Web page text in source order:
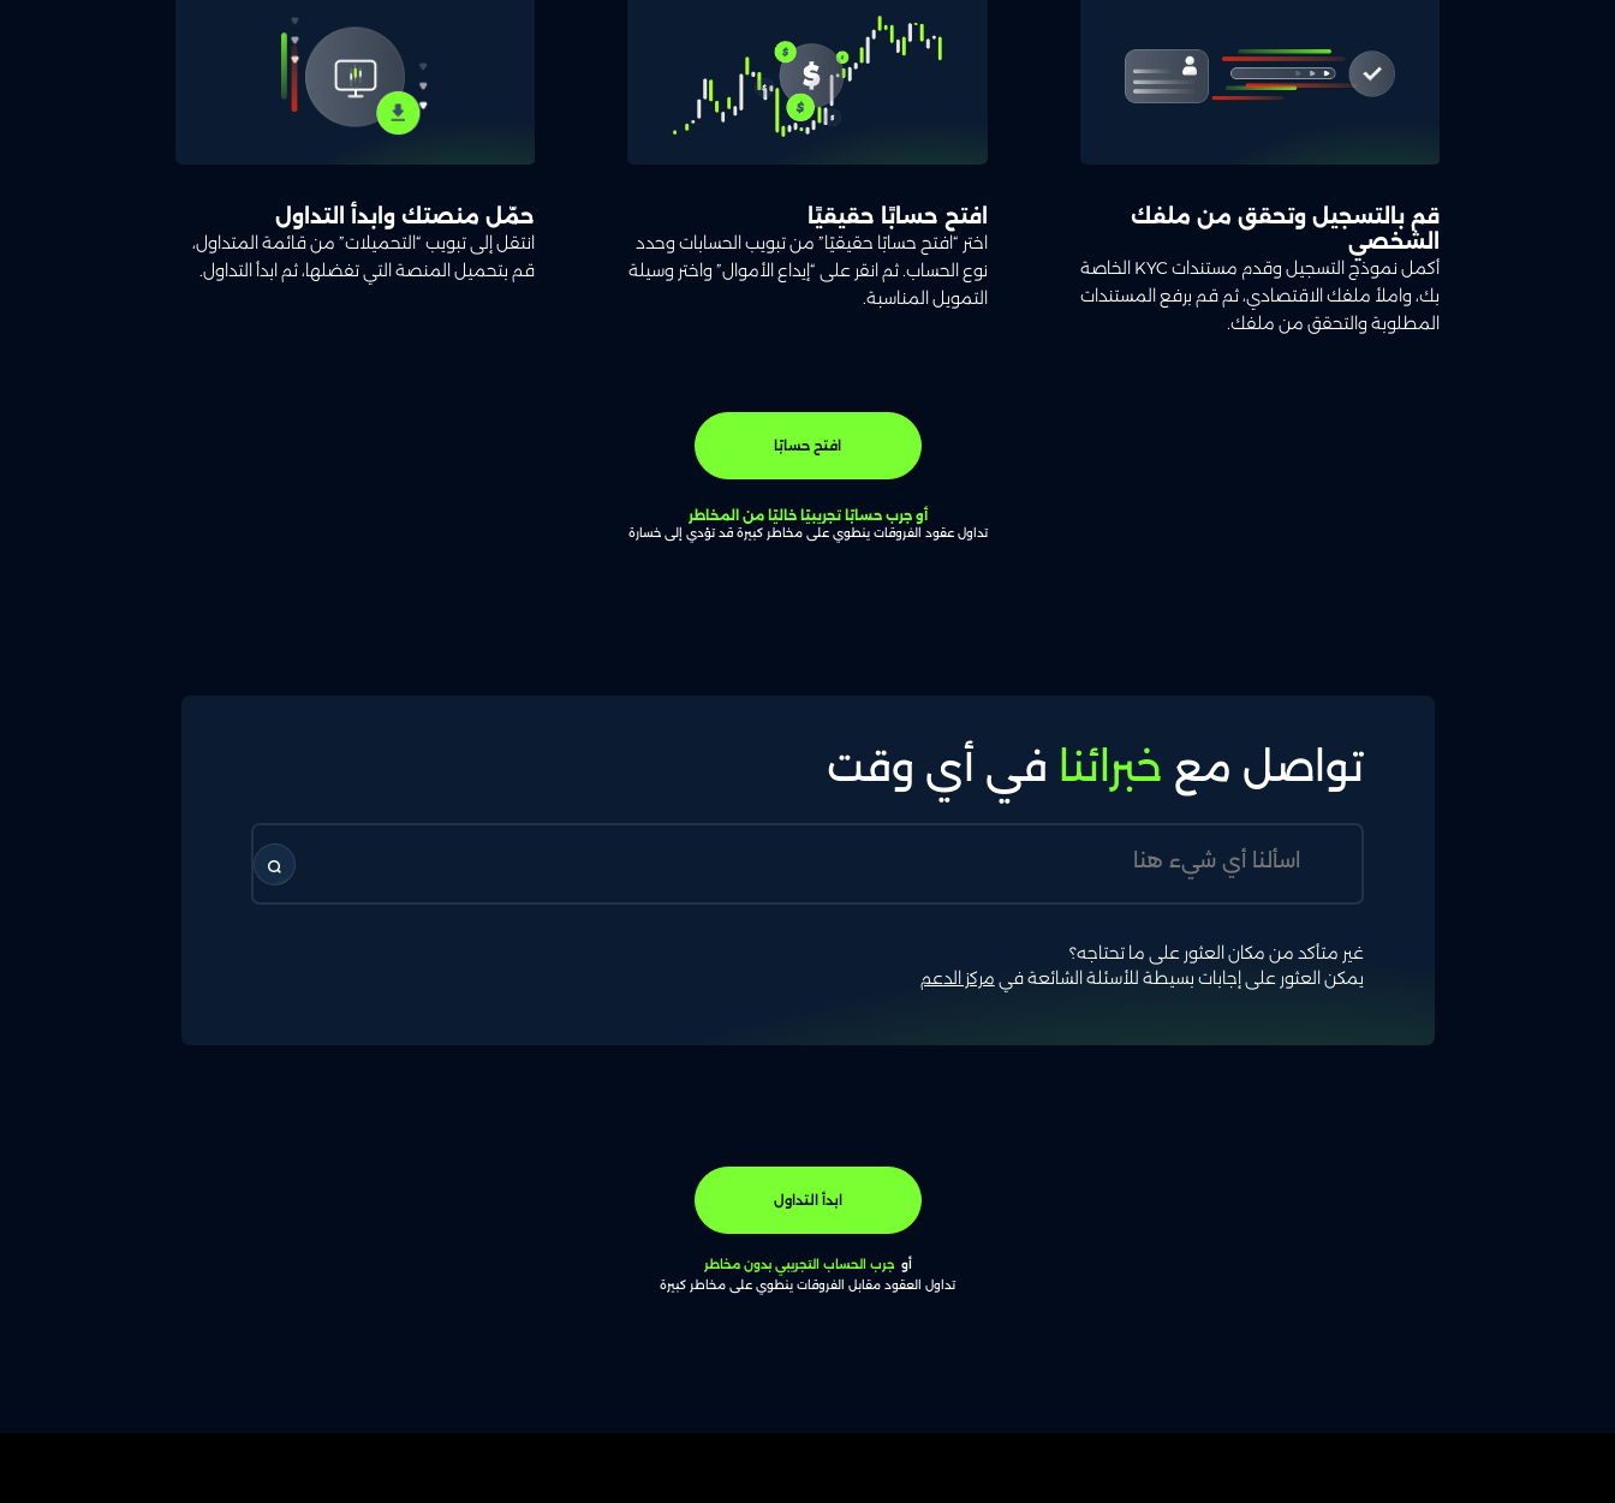
قم بالتسجيل وتحقق من ملفك
الشخصي
أكمل نموذج التسجيل وقدم مستندات KYC الخاصة
بك، واملأ ملفك الاقتصادي، ثم قم برفع المستندات
المطلوبة والتحقق من ملفك.
افتح حسابًا حقيقيًا
اختر “افتح حسابًا حقيقيًا” من تبويب الحسابات وحدد
نوع الحساب. ثم انقر على “إيداع الأموال” واختر وسيلة
التمويل المناسبة.
حمّل منصتك وابدأ التداول
انتقل إلى تبويب “التحميلات” من قائمة المتداول،
قم بتحميل المنصة التي تفضلها، ثم ابدأ التداول.
افتح حسابًا
أو جرب حسابًا تجريبيًا خاليًا من المخاطر
تداول عقود الفروقات ينطوي على مخاطر كبيرة قد تؤدي إلى خسارة
تواصل مع خبرائنا في أي وقت
غير متأكد من مكان العثور على ما تحتاجه؟
يمكن العثور على إجابات بسيطة للأسئلة الشائعة في مركز الدعم
ابدأ التداول
أو جرب الحساب التجريبي بدون مخاطر
تداول العقود مقابل الفروقات ينطوي على مخاطر كبيرة